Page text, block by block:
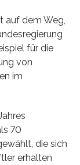
auf dem Weg,
für die
von
im
70
die sich
erhalten